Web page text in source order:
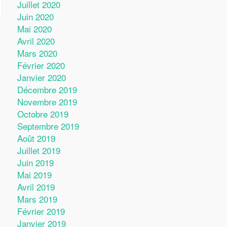
Juillet 2020
Juin 2020
Mai 2020
Avril 2020
Mars 2020
Février 2020
Janvier 2020
Décembre 2019
Novembre 2019
Octobre 2019
Septembre 2019
Août 2019
Juillet 2019
Juin 2019
Mai 2019
Avril 2019
Mars 2019
Février 2019
Janvier 2019